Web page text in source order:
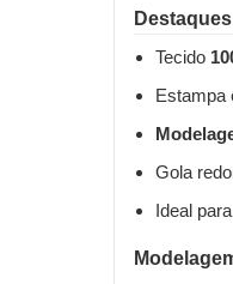
Tecido
Estampa
Gola
Ideal